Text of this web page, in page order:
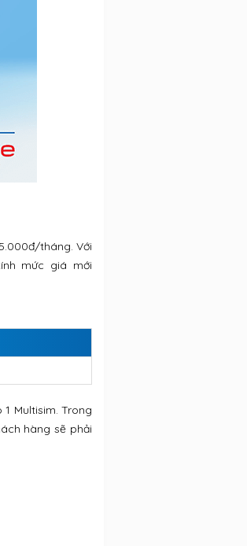
tháng. Với
mức giá mới
Multisim. Trong
hàng sẽ phải